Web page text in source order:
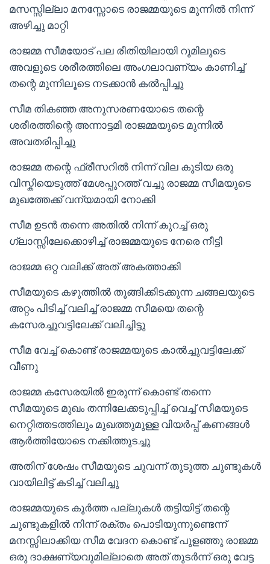
മസസ്സില്ലാ മനസ്സോടെ രാജമ്മയുടെ മുന്നിൽ നിന്ന്
അഴിച്ചു മാറ്റി
രാജമ്മ സീമയോട് പല രീതിയിലായി റൂമിലൂടെ
അവളുടെ ശരീരത്തിലെ അംഗലാവണ്യം കാണിച്ച്
തന്റെ മുന്നിലൂടെ നടക്കാൻ കൽപ്പിച്ചു
സീമ തികഞ്ഞ അനുസരണയോടെ തന്റെ
ശരീരത്തിന്റെ അന്നാട്ടമി രാജമ്മയുടെ മുന്നിൽ
അവതരിപ്പിച്ചു
രാജമ്മ തന്റെ ഫ്രീസറിൽ നിന്ന് വില കൂടിയ ഒരു
വിസ്കിയെടുത്ത് മേശപ്പുറത്ത് വച്ചു രാജമ്മ സീമയുടെ
മുഖത്തേക്ക് വന്യമായി നോക്കി
സീമ ഉടൻ തന്നെ അതിൽ നിന്ന് കുറച്ച് ഒരു
ഗ്ലാസ്സിലേക്കൊഴിച്ച് രാജമ്മയുടെ നേരെ നീട്ടി
രാജമ്മ ഒറ്റ വലിക്ക് അത് അകത്താക്കി
സീമയുടെ കഴുത്തിൽ തൂങ്ങിക്കിടക്കുന്ന ചങ്ങലയുടെ
അറ്റം പിടിച്ച് വലിച്ച് രാജമ്മ സീമയെ തന്റെ
കസേരച്ചുവട്ടിലേക്ക് വലിച്ചിട്ടു
സീമ വേച്ച് കൊണ്ട് രാജമ്മയുടെ കാൽച്ചുവട്ടിലേക്ക്
വീണു
രാജമ്മ കസേരയിൽ ഇരുന്ന് കൊണ്ട് തന്നെ
സീമയുടെ മുഖം തന്നിലേക്കടുപ്പിച്ച് വെച്ച് സീമയുടെ
നെറ്റിത്തടത്തിലും മുഖത്തുമുള്ള വിയർപ്പ് കണങ്ങൾ
ആർത്തിയോടെ നക്കിത്തുടച്ചു
അതിന് ശേഷം സീമയുടെ ചുവന്ന് തുടുത്ത ചുണ്ടുകൾ
വായിലിട്ട് കടിച്ച് വലിച്ചു
രാജമ്മയുടെ കൂർത്ത പല്ലുകൾ തട്ടിയിട്ട് തന്റെ
ചുണ്ടുകളിൽ നിന്ന് രക്തം പൊടിയുന്നുണ്ടെന്ന്
മനസ്സിലാക്കിയ സീമ വേദന കൊണ്ട് പുളഞ്ഞു രാജമ്മ
ഒരു ദാക്ഷണ്യവുമില്ലാതെ അത് തുടർന്ന് ഒരു വേട്ട